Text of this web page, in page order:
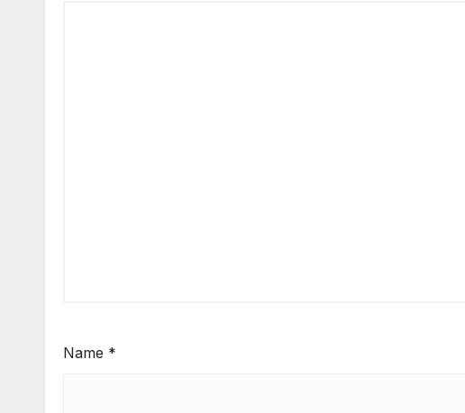
Name *